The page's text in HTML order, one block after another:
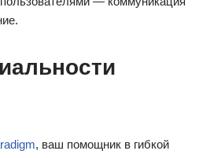
, ваш помощник в гибкой